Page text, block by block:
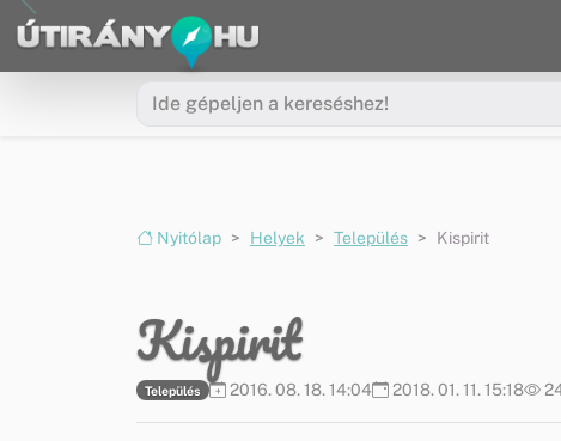
Ugrás a menüre
Ugrás a tartalomra
Nyitólap Helyek Település Kispirit
Kispirit
Település 2016. 08. 18. 14:04 2018. 01. 11. 15:18